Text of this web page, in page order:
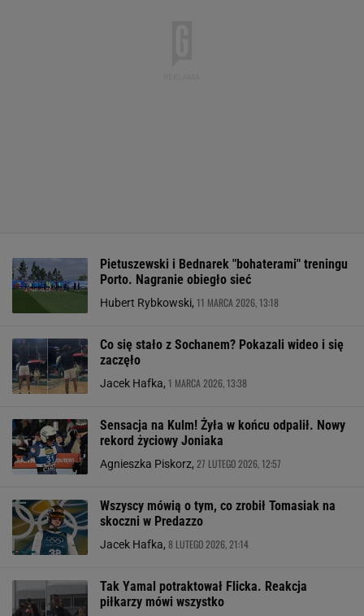
Pietuszewski i Bednarek "bohaterami" treningu
Porto. Nagranie obiegło sieć
Hubert Rybkowski, 11 MARCA 2026, 13:18
Co się stało z Sochanem? Pokazali wideo i się
zaczęło
Jacek Hafka, 1 MARCA 2026, 13:38
Sensacja na Kulm! Żyła w końcu odpalił. Nowy
rekord życiowy Joniaka
Agnieszka Piskorz, 27 LUTEGO 2026, 12:57
Wszyscy mówią o tym, co zrobił Tomasiak na
skoczni w Predazzo
Jacek Hafka, 8 LUTEGO 2026, 21:14
Tak Yamal potraktował Flicka. Reakcja
piłkarzy mówi wszystko